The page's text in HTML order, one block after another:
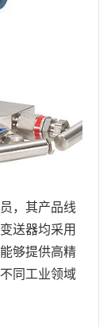
，其产品线
送器均采用
够提供高精
同工业领域